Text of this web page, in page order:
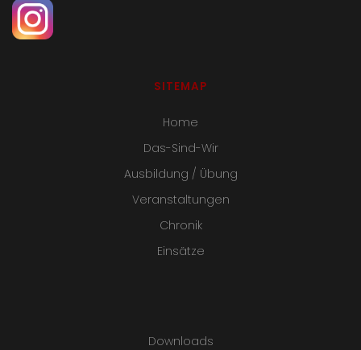
SITEMAP
Home
Das-Sind-Wir
Ausbildung / Übung
Veranstaltungen
Chronik
Einsätze
Downloads